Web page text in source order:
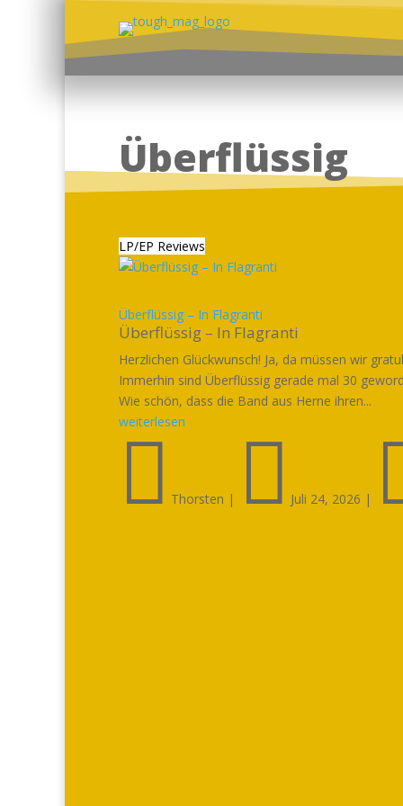
Überflüssig
LP/EP Reviews
Überflüssig – In Flagranti
Überflüssig – In Flagranti
Herzlichen Glückwunsch! Ja, da müssen wir
Immerhin sind Überflüssig gerade mal 30
Wie schön, dass die Band aus Herne ihren...
weiterlesen
 Thorsten |  Juli 24, 2026 |